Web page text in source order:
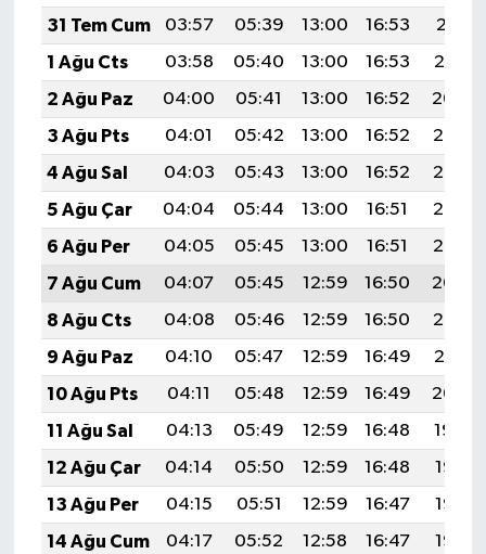
31 Tem Cum
03:57 05:39 13:00 16:53
20:11
1 Ağu Cts
03:58 05:40 13:00 16:53
20:10
2 Ağu Paz
04:00 05:41 13:00 16:52
20:09
3 Ağu Pts
04:01 05:42 13:00 16:52
20:08
4 Ağu Sal
04:03 05:43 13:00 16:52
20:07
5 Ağu Çar
04:04 05:44 13:00 16:51
20:06
6 Ağu Per
04:05 05:45 13:00 16:51
20:05
7 Ağu Cum
04:07 05:45 12:59 16:50
20:04
8 Ağu Cts
04:08 05:46 12:59 16:50
20:02
9 Ağu Paz
04:10 05:47 12:59 16:49
20:01
10 Ağu Pts
04:11 05:48 12:59 16:49
20:00
11 Ağu Sal
04:13 05:49 12:59 16:48
19:59
12 Ağu Çar
04:14 05:50 12:59 16:48
19:57
13 Ağu Per
04:15 05:51 12:59 16:47
19:56
14 Ağu Cum
04:17 05:52 12:58 16:47
19:55